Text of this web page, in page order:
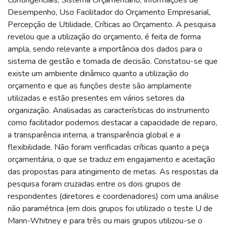
Desempenho, Uso Facilitador do Orçamento Empresarial,
Percepção de Utilidade, Críticas ao Orçamento. A pesquisa
revelou que a utilização do orçamento, é feita de forma
ampla, sendo relevante a importância dos dados para o
sistema de gestão e tomada de decisão. Constatou-se que
existe um ambiente dinâmico quanto a utilização do
orçamento e que as funções deste são amplamente
utilizadas e estão presentes em vários setores da
organização. Analisadas as características do instrumento
como facilitador podemos destacar a capacidade de reparo,
a transparência interna, a transparência global e a
flexibilidade. Não foram verificadas críticas quanto a peça
orçamentária, o que se traduz em engajamento e aceitação
das propostas para atingimento de metas. As respostas da
pesquisa foram cruzadas entre os dois grupos de
respondentes (diretores e coordenadores) com uma análise
não paramétrica (em dois grupos foi utilizado o teste U de
Mann-Whitney e para três ou mais grupos utilizou-se o